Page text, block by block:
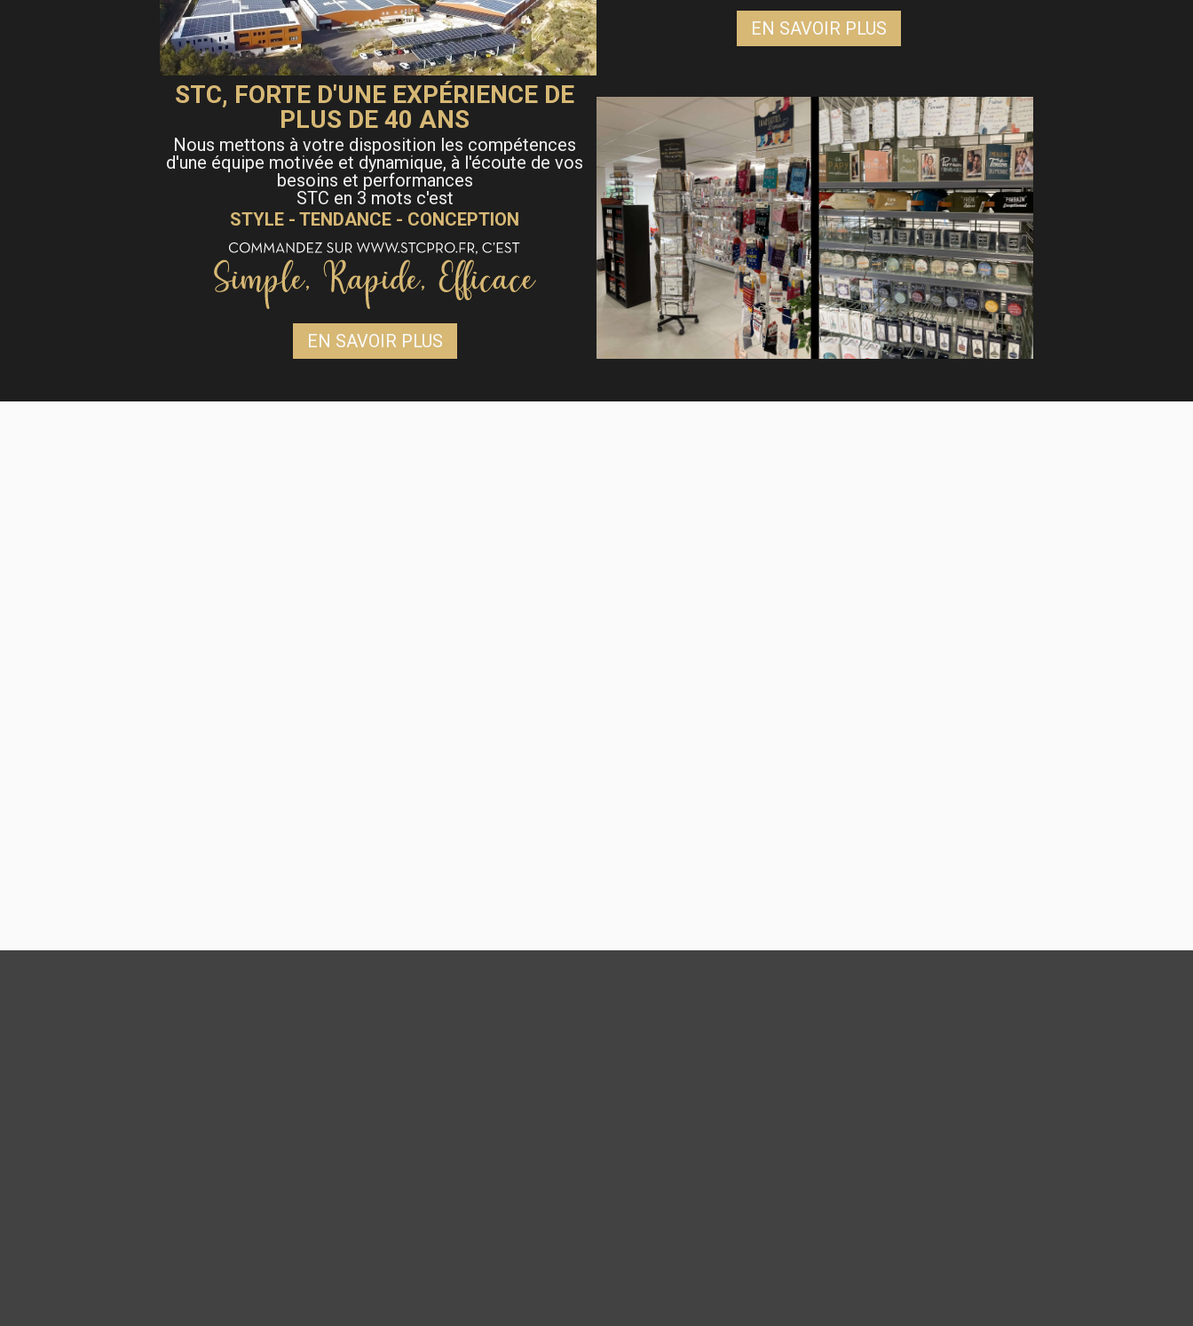
EN SAVOIR PLUS
STC, FORTE D'UNE EXPÉRIENCE DE
PLUS DE 40 ANS
Nous mettons à votre disposition les compétences
d'une équipe motivée et dynamique, à l'écoute de vos
besoins et performances
STC en 3 mots c'est
STYLE - TENDANCE - CONCEPTION
EN SAVOIR PLUS